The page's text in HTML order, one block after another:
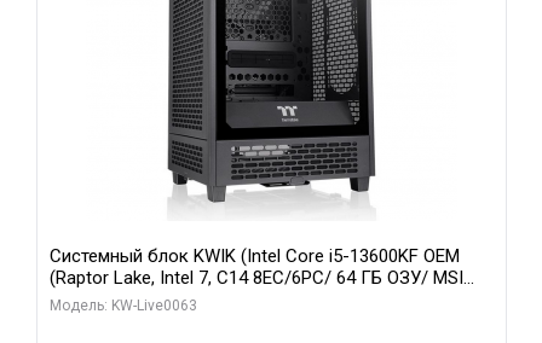
Системный блок KWIK (Intel Core i5-13600KF OEM
(Raptor Lake, Intel 7, C14 8EC/6PC/ 64 ГБ ОЗУ/ MSI
RTX5080 VENTUS 3X OC 16GB GDDR7 256bit 3xDP
Модель: KW-Live0063